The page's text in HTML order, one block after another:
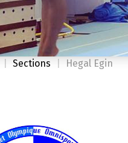
Sections Hegal Egin